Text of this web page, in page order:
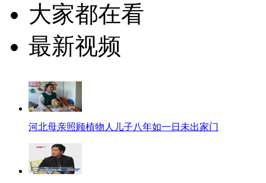
大家都在看
最新视频
河北母亲照顾植物人儿子八年如一日未出家门